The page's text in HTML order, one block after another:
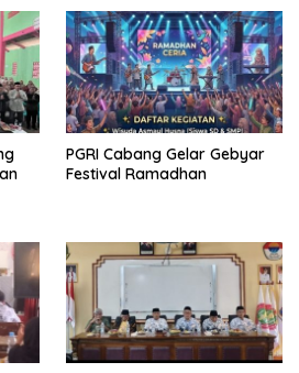
PGRI Cabang Gelar Gebyar
Festival Ramadhan